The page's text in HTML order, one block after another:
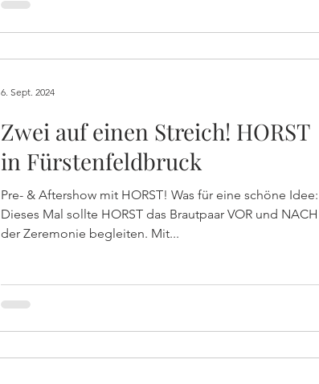
Zwei auf einen Streich! HORST
in Fürstenfeldbruck
Pre- & Aftershow mit HORST! Was für eine schöne Idee:
Dieses Mal sollte HORST das Brautpaar VOR und NACH
der Zeremonie begleiten. Mit...
6. Sept. 2024